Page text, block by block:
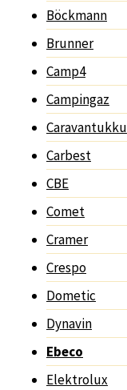
Böckmann
Brunner
Camp4
Campingaz
Caravantukku
Carbest
CBE
Comet
Cramer
Crespo
Dometic
Dynavin
Ebeco
Elektrolux